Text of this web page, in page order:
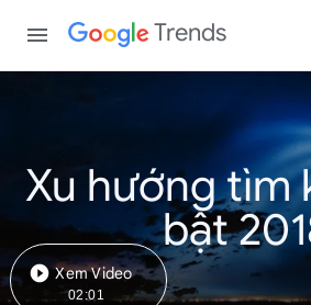
Trends
Xu hướng tìm
bật
Xem Video
02:01